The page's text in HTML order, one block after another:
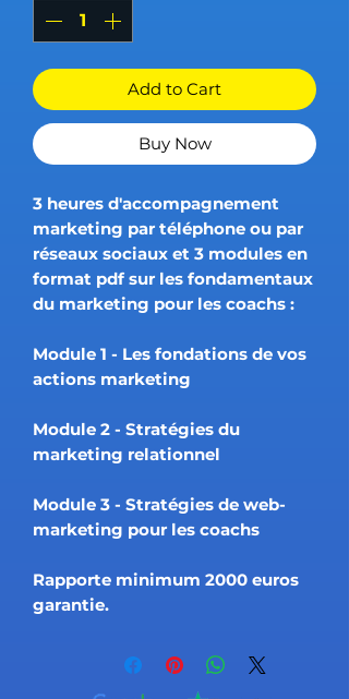
Add to Cart
Buy Now
3 heures d'accompagnement
marketing par téléphone ou par
réseaux sociaux et 3 modules en
format pdf sur les fondamentaux
du marketing pour les coachs :
Module 1 - Les fondations de vos
actions marketing
Module 2 - Stratégies du
marketing relationnel
Module 3 - Stratégies de web-
marketing pour les coachs
Rapporte minimum 2000 euros
garantie.